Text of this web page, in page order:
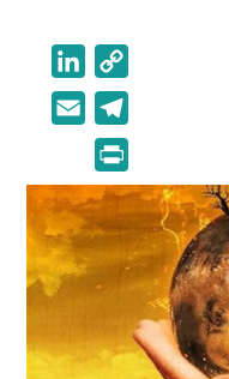
o
p
y
L
i
n
k
i
n
e
d
I
n
e
l
e
g
r
m
i
l
r
i
n
t